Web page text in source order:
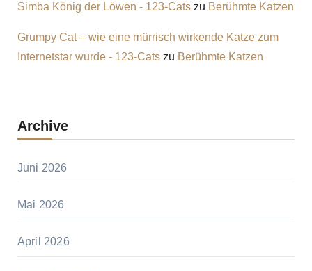
Simba König der Löwen - 123-Catszu Berühmte Katzen
Grumpy Cat – wie eine mürrisch wirkende Katze zum
Internetstar wurde - 123-Catszu Berühmte Katzen
Archive
Juni 2026
Mai 2026
April 2026